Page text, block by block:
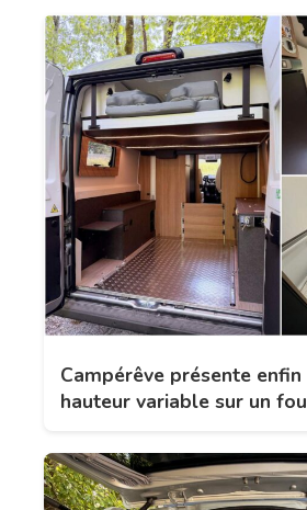
Campérêve présente
hauteur variable sur un